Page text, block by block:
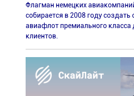
Флагман немецких
собирается в 2008 году создать
авиафлот премиального класса
клиентов.